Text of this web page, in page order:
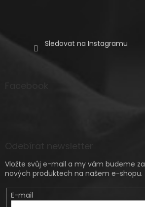
Sledovat na Instagramu
Vložte svůj e-mail a my vám budeme
nových produktech na našem e-shopu.
E-mail